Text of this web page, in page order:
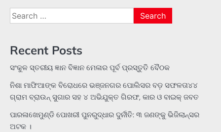
Search
for:
Recent Posts
ସଂକୁଳ ସ୍ତରୀୟ ଜ୍ଞାନ ବିଜ୍ଞାନ ମେଳାର ପୂର୍ବ ପ୍ରସ୍ତୁତି ବୈଠକ
ନିଶା ମାଫିଆଙ୍କ ବିରୋଧରେ ଭଞ୍ଜନଗର ପୋଲିସର ବଡ଼ ସଫଳତା୪୪
ଗ୍ରାମ ବ୍ରାଉନ୍ ସୁଗାର ସହ ୪ ଅଭିଯୁକ୍ତ ଗିରଫ, କାର ଓ ବାଇକ୍ ଜବତ
ପାରଳାଖେମୁଣ୍ଡି ପୋଖରୀ ପୁନରୁଦ୍ଧାର ଦୁର୍ନୀତି: ୩ ଜଣଙ୍କୁ ଭିଜିଲାନ୍ସର
ଅଟକ ।